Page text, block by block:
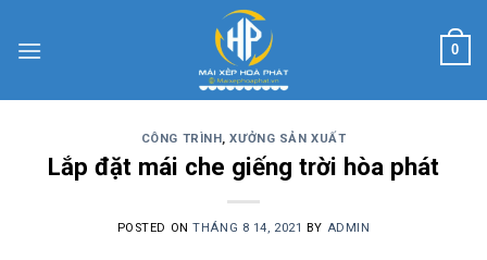
0
CÔNG TRÌNH,XƯỞNG SẢN XUẤT
Lắp đặt mái che giếng trời hòa phát
POSTED ONTHÁNG 8 14, 2021 BY ADMIN